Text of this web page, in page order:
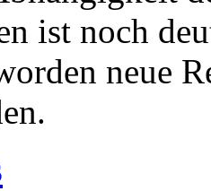
ist noch
neue